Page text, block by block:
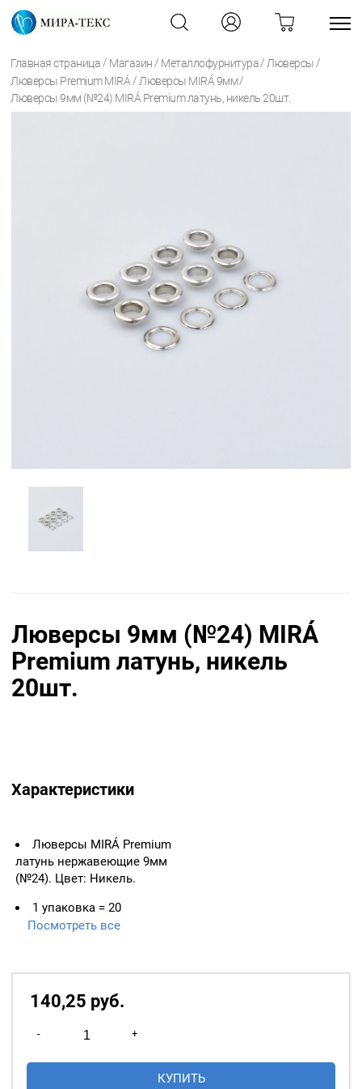
Главная страница / Магазин / Металлофурнитура / Люверсы /
Люверсы Premium MIRÁ / Люверсы MIRÁ 9мм /
Люверсы 9мм (№24) MIRÁ Premium латунь, никель 20шт.
Люверсы 9мм (№24) MIRÁ
Premium латунь, никель
20шт.
Характеристики
Люверсы MIRÁ Premium
латунь нержавеющие 9мм
(№24). Цвет: Никель.
1 упаковка = 20
люверсов
люверсов
50 упаковок = 1000
НЕОБХОДИМО ИЗМЕРЯТЬ
Посмотреть все
140,25 руб.
-
товара
Люверсы
+
КУПИТЬ